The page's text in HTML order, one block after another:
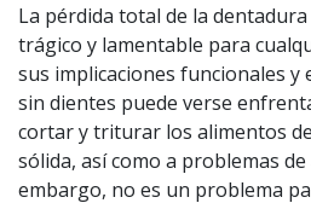
La pérdida total de la
trágico y lamentable para
sus implicaciones funcionales y
sin dientes puede verse
cortar y triturar los alimentos
sólida, así como a problemas
embargo, no es un problema